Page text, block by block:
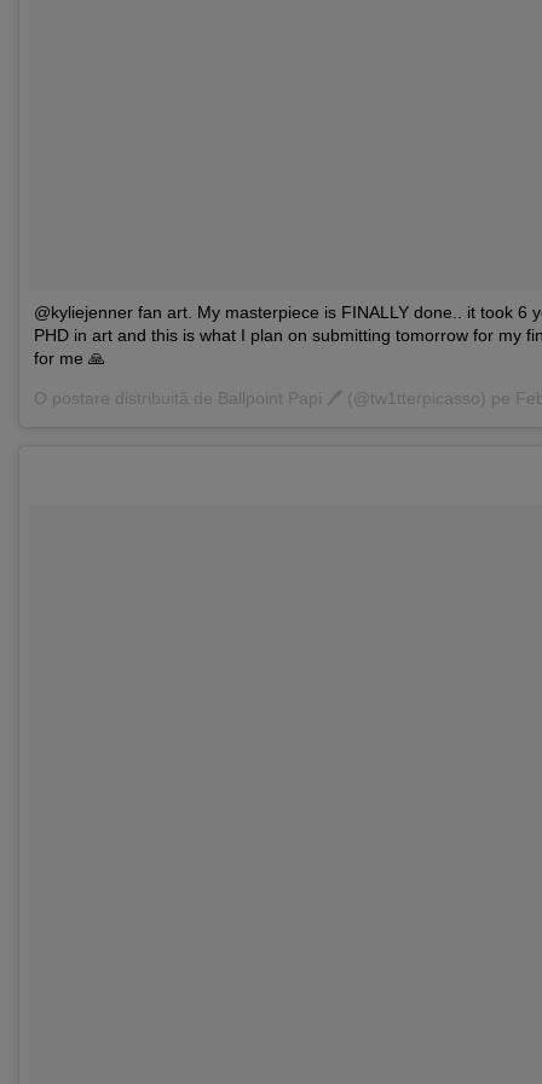
@kyliejenner fan art. My masterpiece is FINALLY done.. it took 6
PHD in art and this is what I plan on submitting tomorrow for my
for me 🙏
O postare distribuită de Ballpoint Papi 🖊 (@tw1tterpicasso) pe